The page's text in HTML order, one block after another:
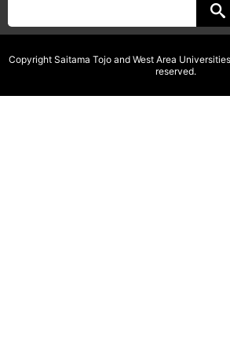
Copyright Saitama Tojo and West Area
reserved.